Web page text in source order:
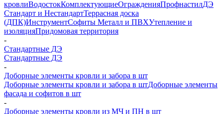
кровлиВодостокКомплектующиеОгражденияПрофнастилДЭ
Стандарт и НестандартТеррасная доска
(ДПК)ИнструментСофиты Металл и ПВХУтепление и
изоляцияПридомовая территория
-
Стандартные ДЭ
Стандартные ДЭ
-
Доборные элементы кровли и забора в шт
Доборные элементы кровли и забора в штДоборные элементы
фасада и софитов в шт
-
Доборные элементы кровли из МЧ и ПН в шт